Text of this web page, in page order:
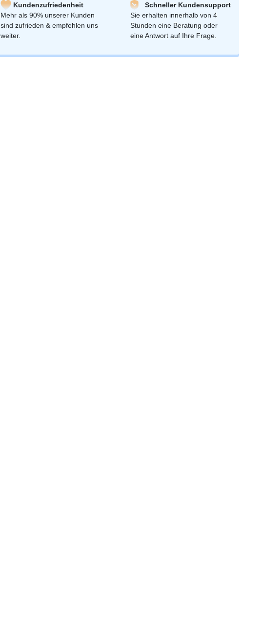
Kundenzufriedenheit
Mehr als 90% unserer Kunden
sind zufrieden & empfehlen uns
weiter.
Schneller Kundensupport
Sie erhalten innerhalb von 4
Stunden eine Beratung oder
eine Antwort auf Ihre Frage.